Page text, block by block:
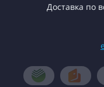
Доставка по